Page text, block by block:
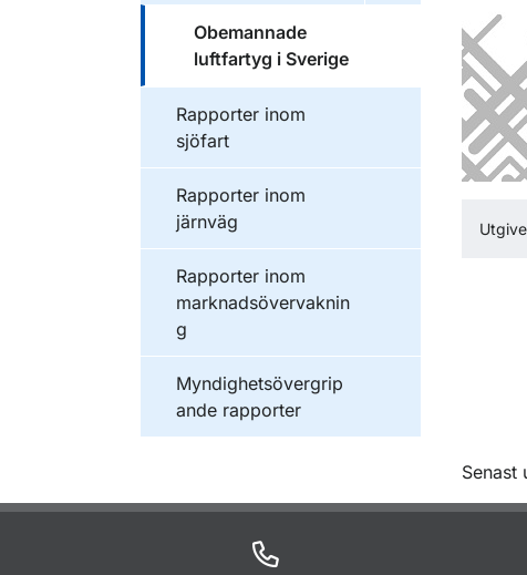
Publikationer inom
Obemannade
luftfartyg i Sverige
Publikationer inom
Rapporter inom
sjöfart
Publikationer inom
Rapporter inom
järnväg
Publikationer inom
Rapporter inom
marknadsövervaknin
g
Publikationer inom
Myndighetsövergrip
ande rapporter
Om
Senast